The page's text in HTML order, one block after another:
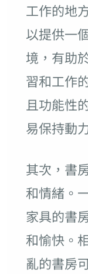
工作的地
以提供一
境，有助
習和工作
且功能性
易保持動
其次，書
和情緒。
家具的書
和愉快。
亂的書房